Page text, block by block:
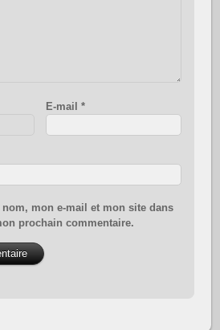
E-mail*
mon e-mail et mon site dans
prochain commentaire.